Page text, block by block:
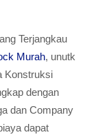
Terjangkau
Murah, unutk
Konstruksi
dengan
dan Company
dapat